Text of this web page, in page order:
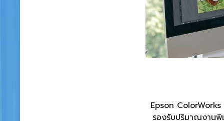
Epson
รองรับปริมาณงานพิ